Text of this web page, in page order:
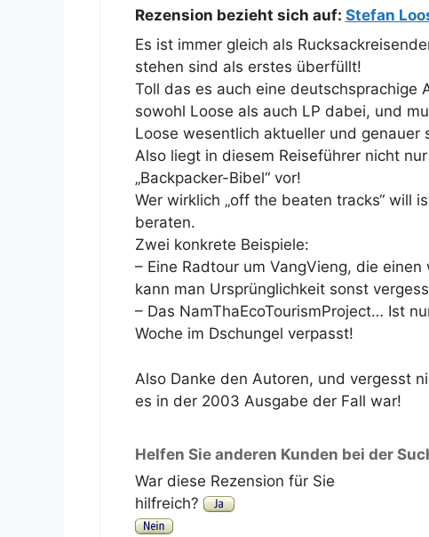
Rezension bezieht sich auf: Stefan
Es ist immer gleich als
stehen sind als erstes überfüllt!
Toll das es auch eine
sowohl Loose als auch LP dabei, und
Loose wesentlich aktueller und genauer
Also liegt in diesem Reiseführer nicht
„Backpacker-Bibel“ vor!
Wer wirklich „off the beaten tracks“ will
beraten.
Zwei konkrete Beispiele:
– Eine Radtour um VangVieng, die
kann man Ursprünglichkeit sonst
– Das NamThaEcoTourismProject… Ist
Woche im Dschungel verpasst!
Also Danke den Autoren, und vergesst
es in der 2003 Ausgabe der Fall war!
Helfen Sie anderen Kunden bei der
War diese Rezension für Sie
hilfreich?